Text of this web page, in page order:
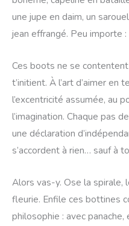
une jupe en daim, un
jean effrangé. Peu importe :
Ces boots ne se
t’initient. À l’art d’aimer en
l’excentricité assumée, au
l’imagination. Chaque pas
une déclaration
s’accordent à rien… sauf à
Alors vas-y. Ose la spirale,
fleurie. Enfile ces bottines
philosophie : avec panache,